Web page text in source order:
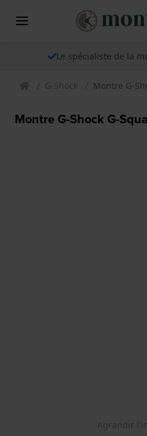
Le spécialiste de la
G-Shock Montre G-
Montre G-Shock G-
Agrandir